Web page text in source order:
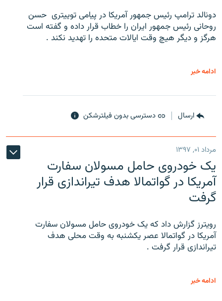
دونالد ترامپ رئیس جمهور آمریکا در پیامی توییتری ‌ حسن
روحانی رئیس جمهور ایران را خطاب قرار داده و گفته است
هرگز و دیگر هیچ وقت ایالات متحده را تهدید نکند .
ادامه خبر
ارسال دسترسی بدون فیلترشکن
مرداد ۰۱, ۱۳۹۷
یک خودروی حامل مسولان سفارت
آمریکا در گواتمالا هدف تیراندازی قرار
گرفت
رویترز گزارش داد که یک خودروی حامل مسولان سفارت
آمریکا در گواتمالا عصر یکشنبه به وقت محلی هدف
تیراندازی قرار گرفت .
ادامه خبر